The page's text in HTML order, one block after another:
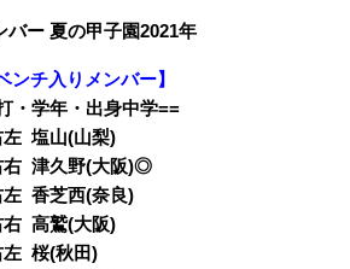
バー 夏の甲子園2021年
ンチ入りメンバー】
・学年・出身中学==
塩山(山梨)
津久野(大阪)◎
香芝西(奈良)
高鷲(大阪)
桜(秋田)